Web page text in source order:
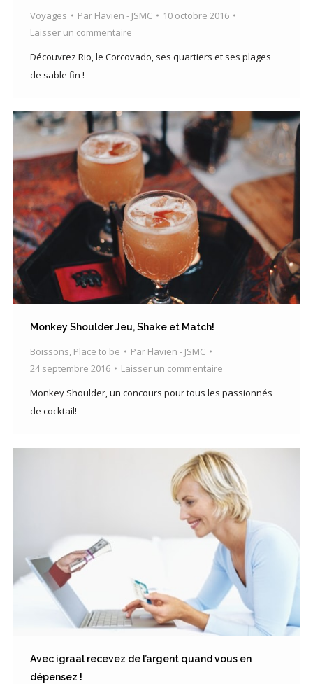
Voyages Par Flavien - JSMC
10 octobre 2016
Laisser un commentaire
Découvrez Rio, le Corcovado, ses quartiers et ses plages
de sable fin !
Monkey Shoulder Jeu, Shake et Match!
Boissons, Place to be Par Flavien - JSMC
24 septembre 2016
Laisser un commentaire
Monkey Shoulder, un concours pour tous les passionnés
de cocktail!
Avec igraal recevez de l’argent quand vous en
dépensez !